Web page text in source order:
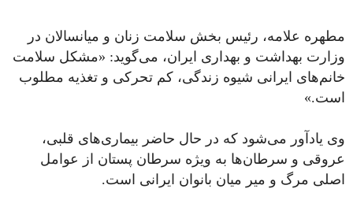
مطهره علامه، رئیس بخش سلامت زنان و میانسالان در
وزارت بهداشت و بهداری ایران، می‌گوید: «مشکل سلامت
خانم‌های ایرانی شیوه زندگی، کم تحرکی و تغذیه مطلوب
است.»
وی یادآور می‌شود که در حال حاضر بیماری‌های قلبی،
عروقی و سرطان‌ها به ویژه سرطان پستان از عوامل
اصلی مرگ و میر میان بانوان ایرانی است.